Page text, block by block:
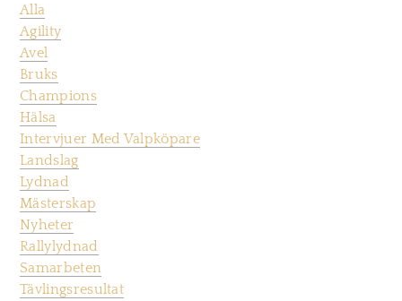
Alla
Agility
Avel
Bruks
Champions
Hälsa
Intervjuer Med Valpköpare
Landslag
Lydnad
Mästerskap
Nyheter
Rallylydnad
Samarbeten
Tävlingsresultat